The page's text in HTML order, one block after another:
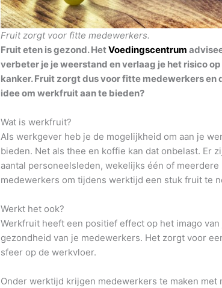
Fruit zorgt voor fitte medewerkers.
Fruit eten is gezond. HetVoedingscentrum
verbeter je je weerstand en verlaag je het risico
kanker. Fruit zorgt dus voor fitte medewerkers
idee om werkfruit aan te bieden?
Wat is werkfruit?
Als werkgever heb je de mogelijkheid om aan je
bieden. Net als thee en koffie kan dat onbelast. Er
aantal personeelsleden, wekelijks één of
medewerkers om tijdens werktijd een stuk fruit te
Werkt het ook?
Werkfruit heeft een positief effect op het imago
gezondheid van je medewerkers. Het zorgt voor
sfeer op de werkvloer.
Onder werktijd krijgen medewerkers te maken